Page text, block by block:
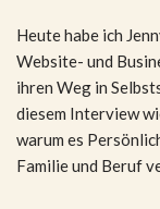
Heute habe ich
Website- und
ihren Weg in
diesem Interview
warum es
Familie und Beruf